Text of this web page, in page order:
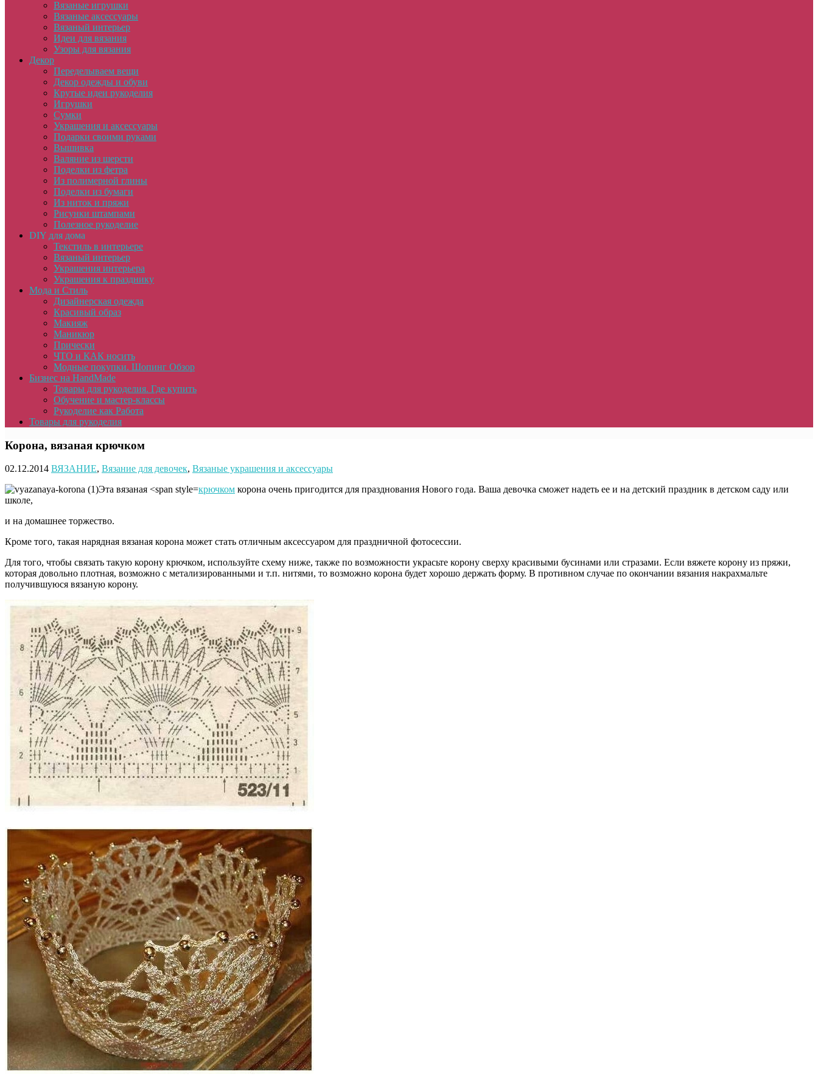
Вязаные игрушки
Вязаные аксессуары
Вязаный интерьер
Идеи для вязания
Узоры для вязания
Декор
Переделываем вещи
Декор одежды и обуви
Крутые идеи рукоделия
Игрушки
Сумки
Украшения и аксессуары
Подарки своими руками
Вышивка
Валяние из шерсти
Поделки из фетра
Из полимерной глины
Поделки из бумаги
Из ниток и пряжи
Рисунки штампами
Полезное рукоделие
DIY для дома
Текстиль в интерьере
Вязаный интерьер
Украшения интерьера
Украшения к празднику
Мода и Стиль
Дизайнерская одежда
Красивый образ
Макияж
Маникюр
Прически
ЧТО и КАК носить
Модные покупки. Шопинг Обзор
Бизнес на HandMade
Товары для рукоделия. Где купить
Обучение и мастер-классы
Рукоделие как Работа
Товары для рукоделия
Корона, вязаная крючком
02.12.2014 ВЯЗАНИЕ, Вязание для девочек, Вязаные украшения и аксессуары
Эта вязаная <span style=крючком корона очень пригодится для празднования Нового года. Ваша девочка сможет надеть ее и на детский праздник в детском саду или
школе,
и на домашнее торжество.
Кроме того, такая нарядная вязаная корона может стать отличным аксессуаром для праздничной фотосессии.
Для того, чтобы связать такую корону крючком, используйте схему ниже, также по возможности украсьте корону сверху красивыми бусинами или стразами. Если вяжете корону из пряжи,
которая довольно плотная, возможно с метализированными и т.п. нитями, то возможно корона будет хорошо держать форму. В противном случае по окончании вязания накрахмальте
получившуюся вязаную корону.